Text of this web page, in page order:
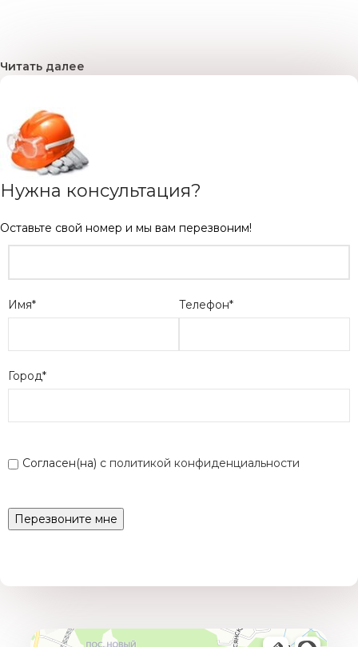
Читать далее
Нужна консультация?
Оставьте свой номер и мы вам перезвоним!
Имя* Телефон*
Город*
Согласен(на) с политикой конфиденциальности